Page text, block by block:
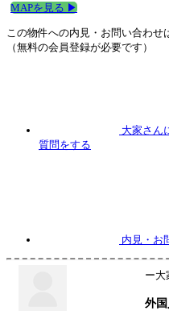
MAPを見る ▶︎
この物件への内見・お問い合わせ
（無料の会員登録が必要です）
大家さん
質問をする
内見 ・お
ー大
外